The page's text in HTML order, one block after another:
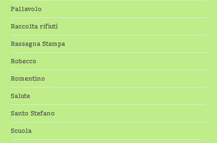
Pallavolo
Raccolta rifiuti
Rassegna Stampa
Robecco
Romentino
Salute
Santo Stefano
Scuola